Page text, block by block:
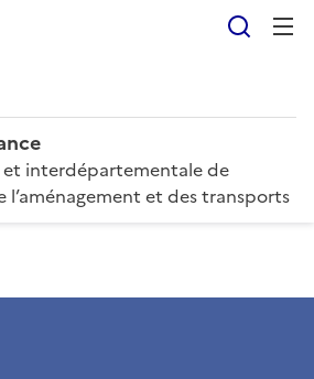
interdépartementale de
l’aménagement et des transports